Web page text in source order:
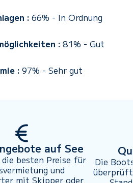
: 66% - In Ordnung
: 81% - Gut
: 97% - Sehr gut
auf See
die besten Preise für
und
mit Skipper oder
Die